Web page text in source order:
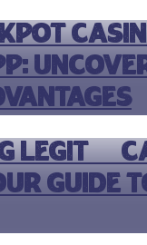
Legit99
Guide